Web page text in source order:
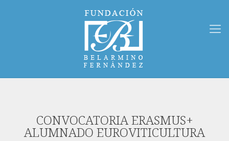
CONVOCATORIA ERASMUS+
ALUMNADO EUROVITICULTURA